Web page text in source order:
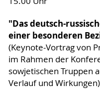
"Das deutsch-
einer besonderen
(Keynote-Vortrag von
im Rahmen der
sowjetischen Truppen
Verlauf und Wirkungen)